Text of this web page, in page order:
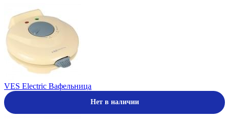
VES Electric Вафельница
Нет в наличии